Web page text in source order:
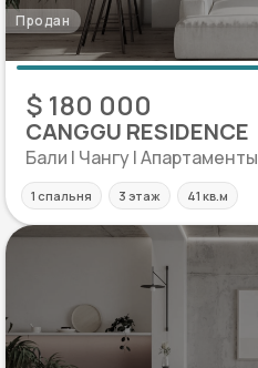
Продан
$ 180 000
CANGGU RESIDENCE
Бали | Чангу | Апартаменты
1 спальня 3 этаж 41 кв.м